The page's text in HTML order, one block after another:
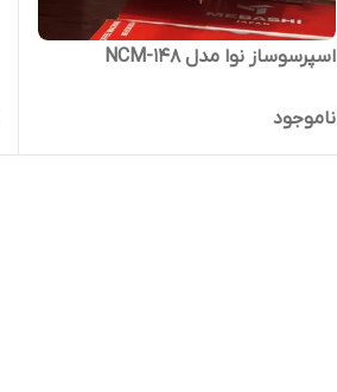
اسپرسوساز نوا مدل NCM-148
ناموجود